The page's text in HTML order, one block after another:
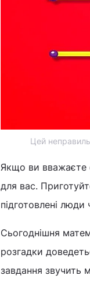
Цей
Якщо ви вважаєте
для вас.
підготовлені
Сьогоднішня
розгадки
завдання звучить